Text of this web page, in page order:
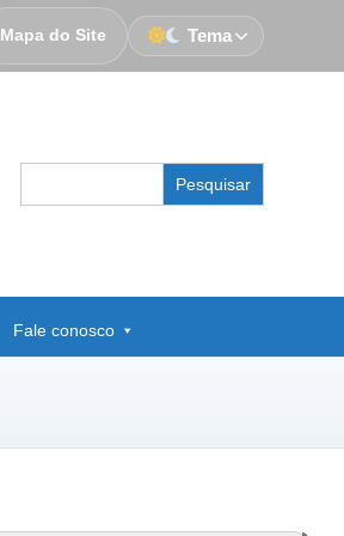
Mapa do Site Tema
for:
Fale conosco